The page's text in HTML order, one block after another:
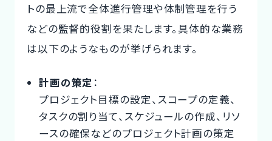
トの最上流で全体進行管理や体制管理を行う
などの監督的役割を果たします。具体的な業務
は以下のようなものが挙げられます。
計画の策定 ：
プロジェクト目標の設定、スコープの定義、
タスクの割り当て、スケジュールの作成、リソ
ースの確保などのプロジェクト計画の策定